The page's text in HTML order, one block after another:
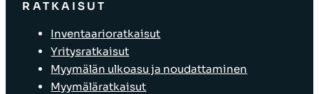
RATKAISUT
Inventaarioratkaisut
Yritysratkaisut
Myymälän ulkoasu ja noudattaminen
Myymäläratkaisut